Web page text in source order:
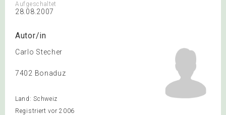
Aufgeschaltet
28.08.2007
Autor/in
Carlo Stecher
7402 Bonaduz
Land: Schweiz
Registriert vor 2006